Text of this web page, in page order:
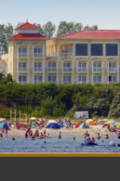
EXKLUSIV IN
VIER STERNE SUPERIOR DIREKT